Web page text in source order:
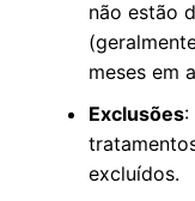
não estão
meses em
Exclusões:
excluídos.